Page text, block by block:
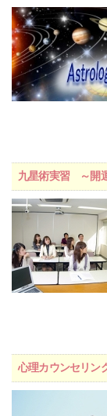
九星術実習 ～開
心理カウンセリン